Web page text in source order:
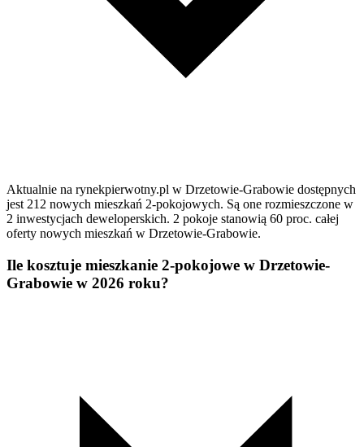
Aktualnie na rynekpierwotny.pl w Drzetowie-Grabowie dostępnych
jest 212 nowych mieszkań 2-pokojowych. Są one rozmieszczone w
2 inwestycjach deweloperskich. 2 pokoje stanowią 60 proc. całej
oferty nowych mieszkań w Drzetowie-Grabowie.
Ile kosztuje mieszkanie 2-pokojowe w Drzetowie-
Grabowie w 2026 roku?